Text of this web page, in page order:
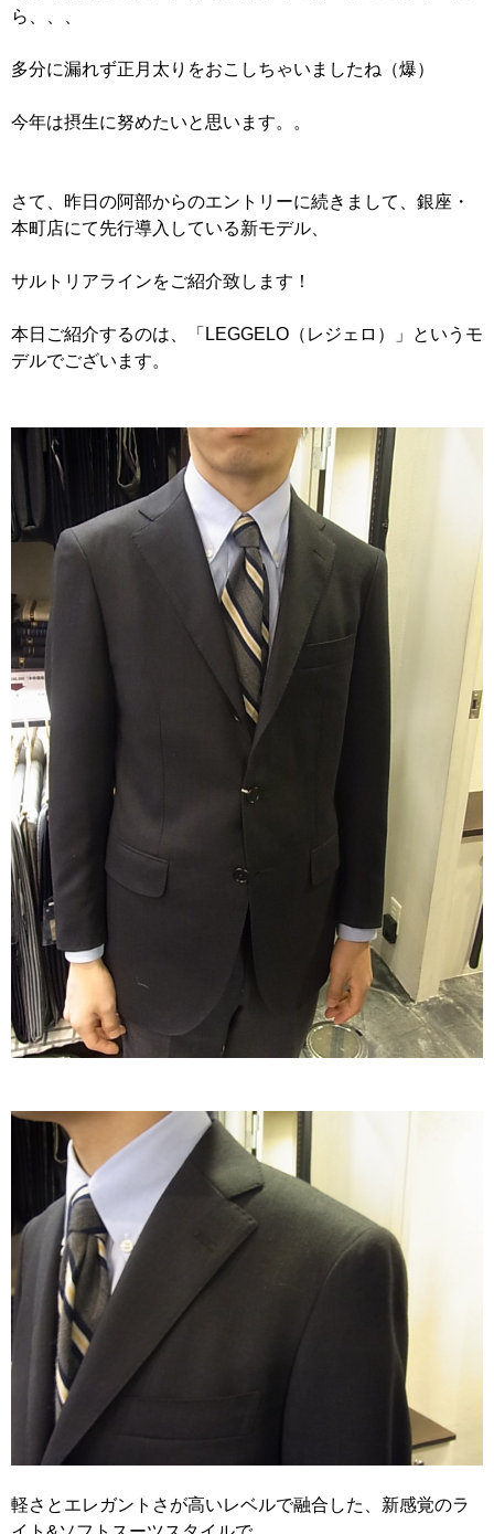
ら、、、
多分に漏れず正月太りをおこしちゃいましたね（爆）
今年は摂生に努めたいと思います。。
さて、昨日の阿部からのエントリーに続きまして、銀座・
本町店にて先行導入している新モデル、
サルトリアラインをご紹介致します！
本日ご紹介するのは、「LEGGELO（レジェロ）」というモ
デルでございます。
軽さとエレガントさが高いレベルで融合した、新感覚のラ